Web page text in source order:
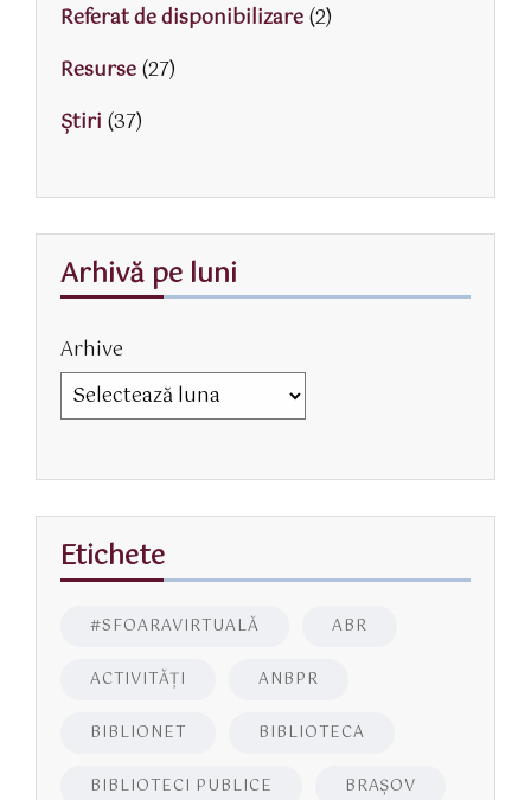
Referat de disponibilizare(2)
Resurse(27)
Știri (37)
Arhivă pe luni
Arhive
Etichete
#SFOARAVIRTUALĂ ABR
ACTIVITĂŢI ANBPR
BIBLIONET BIBLIOTECA
BIBLIOTECI PUBLICE BRAŞOV